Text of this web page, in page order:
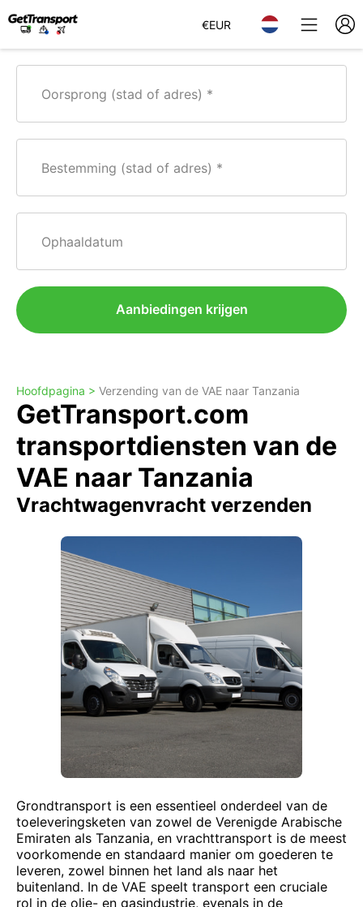
€EUR
Oorsprong (stad of adres)
Bestemming (stad of adres)
Ophaaldatum
Aanbiedingen krijgen
Hoofdpagina > Verzending van de VAE naar Tanzania
GetTransport.com
transportdiensten van de
VAE naar Tanzania
Vrachtwagenvracht verzenden
Grondtransport is een essentieel onderdeel van de
toeleveringsketen van zowel de Verenigde Arabische
Emiraten als Tanzania, en vrachttransport is de meest
voorkomende en standaard manier om goederen te
leveren, zowel binnen het land als naar het
buitenland. In de VAE speelt transport een cruciale
rol in de olie- en gasindustrie, evenals in de